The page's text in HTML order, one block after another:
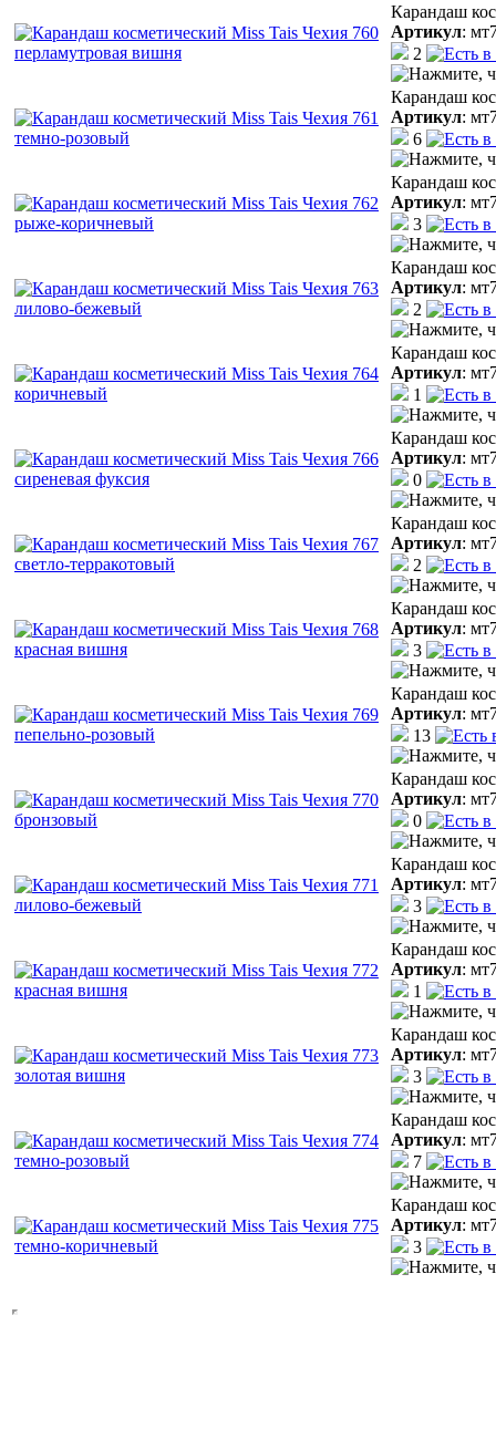
Карандаш
Артикул:
2
Карандаш
Артикул:
6
Карандаш
Артикул:
3
Карандаш
Артикул:
2
Карандаш
Артикул:
1
Карандаш
Артикул:
0
Карандаш
Артикул:
2
Карандаш
Артикул:
3
Карандаш
Артикул:
13
Карандаш
Артикул:
0
Карандаш
Артикул:
3
Карандаш
Артикул:
1
Карандаш
Артикул:
3
Карандаш
Артикул:
7
Карандаш
Артикул:
3